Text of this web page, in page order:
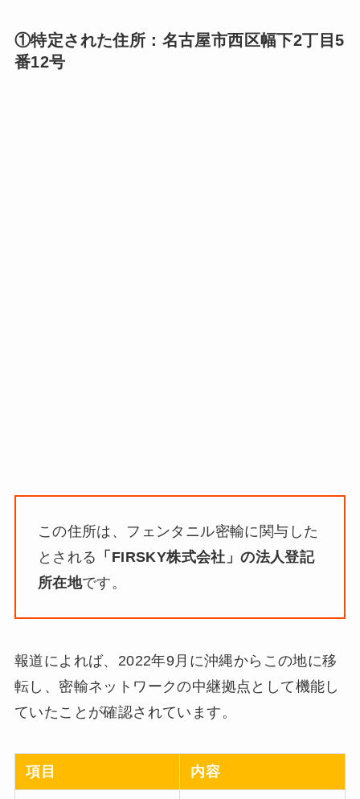
①特定された住所：名古屋市西区幅下2丁目5
番12号
この住所は、フェンタニル密輸に関与した
とされる 「FIRSKY株式会社」の法人登記
所在地です。
報道によれば、2022年9月に沖縄からこの地に移
転し、密輸ネットワークの中継拠点として機能し
ていたことが確認されています。
項目 内容